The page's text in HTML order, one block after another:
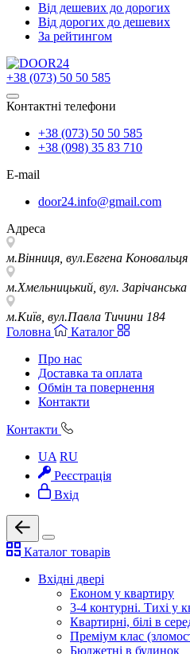
Від дешевих до дорогих
Від дорогих до дешевих
За рейтингом
+38 (073) 50 50 585
Контактні телефони
+38 (073) 50 50 585
+38 (098) 35 83 710
E-mail
door24.info@gmail.com
Адреса
м.Вінниця, вул.Евгена Коновальця
м.Хмельницький, вул.
м.Київ, вул.Павла Тичини 184
Головна
Каталог
Про нас
Доставка та оплата
Обмін та повернення
Контакти
Контакти
UA RU
Реєстрація
Вхід
Каталог товарів
Вхідні двері
Економ у квартиру
3-4 контурні. Тихі у
Квартирні, білі в
Преміум клас
Бюджетні в будинок